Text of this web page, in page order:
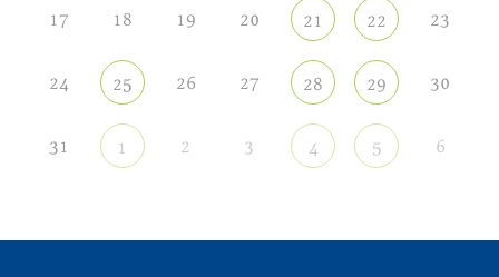
17 18 19 20 21 22 23
24 25 26 27 28 29 30
31 1 2 3 4 5 6